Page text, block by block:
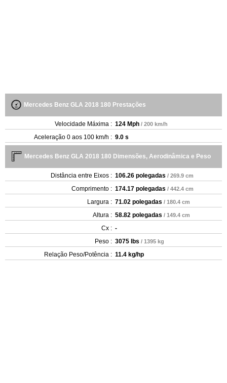
Mercedes Benz GLA 2018 180 Prestações
Velocidade Máxima : 124 Mph / 200 km/h
Aceleração 0 aos 100 km/h : 9.0 s
Mercedes Benz GLA 2018 180 Dimensões, Aerodinâmica e Peso
Distância entre Eixos : 106.26 polegadas / 269.9 cm
Comprimento : 174.17 polegadas / 442.4 cm
Largura : 71.02 polegadas / 180.4 cm
Altura : 58.82 polegadas / 149.4 cm
Cx : -
Peso : 3075 lbs / 1395 kg
Relação Peso/Potência : 11.4 kg/hp